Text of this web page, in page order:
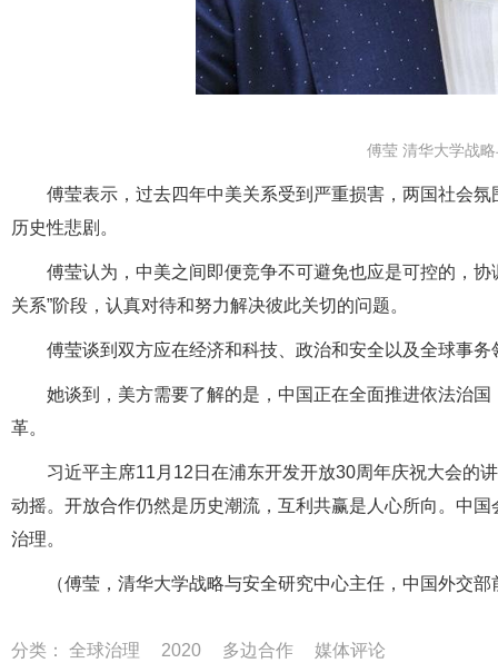
傅莹 清华大学战
傅莹表示，过去四年中美关系受到严重损害，两国社会
历史性悲剧。
傅莹认为，中美之间即便竞争不可避免也应是可控的，
关系”阶段，认真对待和努力解决彼此关切的问题。
傅莹谈到双方应在经济和科技、政治和安全以及全球事
她谈到，美方需要了解的是，中国正在全面推进依法治
革。
习近平主席11月12日在浦东开发开放30周年庆祝大会的
动摇。开放合作仍然是历史潮流，互利共赢是人心所向。中
治理。
（傅莹，清华大学战略与安全研究中心主任，中国外交
分类： 全球治理 2020 多边合作 媒体评论